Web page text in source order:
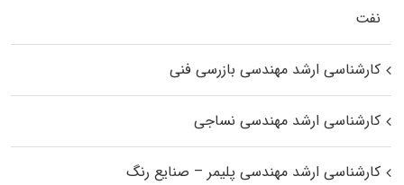
نفت
کارشناسی ارشد مهندسی بازرسی فنی
کارشناسی ارشد مهندسی نساجی
کارشناسی ارشد مهندسی پلیمر – صنایع رنگ